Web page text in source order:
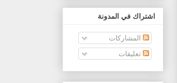
اشتراك في المدونة
المشاركات
تعليقات